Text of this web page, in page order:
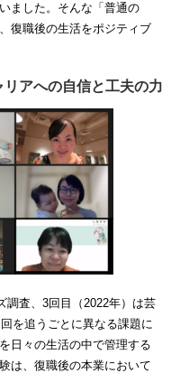
ました。そんな「普通の
復職後の生活をポジティブ
アへの自信と工夫の力
調査、3回目（2022年）は芸
を追うごとに異なる課題に
日々の生活の中で管理する
は、復職後の本業において